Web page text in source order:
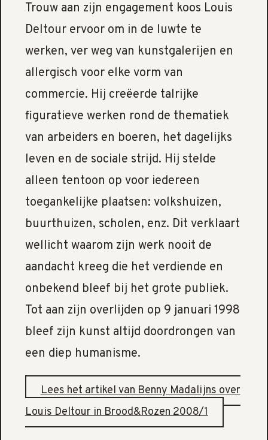
Trouw aan zijn engagement koos Louis
Deltour ervoor om in de luwte te
werken, ver weg van kunstgalerijen en
allergisch voor elke vorm van
commercie. Hij creëerde talrijke
figuratieve werken rond de thematiek
van arbeiders en boeren, het dagelijks
leven en de sociale strijd. Hij stelde
alleen tentoon op voor iedereen
toegankelijke plaatsen: volkshuizen,
buurthuizen, scholen, enz. Dit verklaart
wellicht waarom zijn werk nooit de
aandacht kreeg die het verdiende en
onbekend bleef bij het grote publiek.
Tot aan zijn overlijden op 9 januari 1998
bleef zijn kunst altijd doordrongen van
een diep humanisme.
Lees het artikel van Benny Madalijns over
Louis Deltour in Brood&Rozen 2008/1